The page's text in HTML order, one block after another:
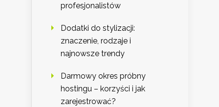
profesjonalistów
Dodatki do stylizacji:
znaczenie, rodzaje i
najnowsze trendy
Darmowy okres próbny
hostingu – korzyści i jak
zarejestrować?